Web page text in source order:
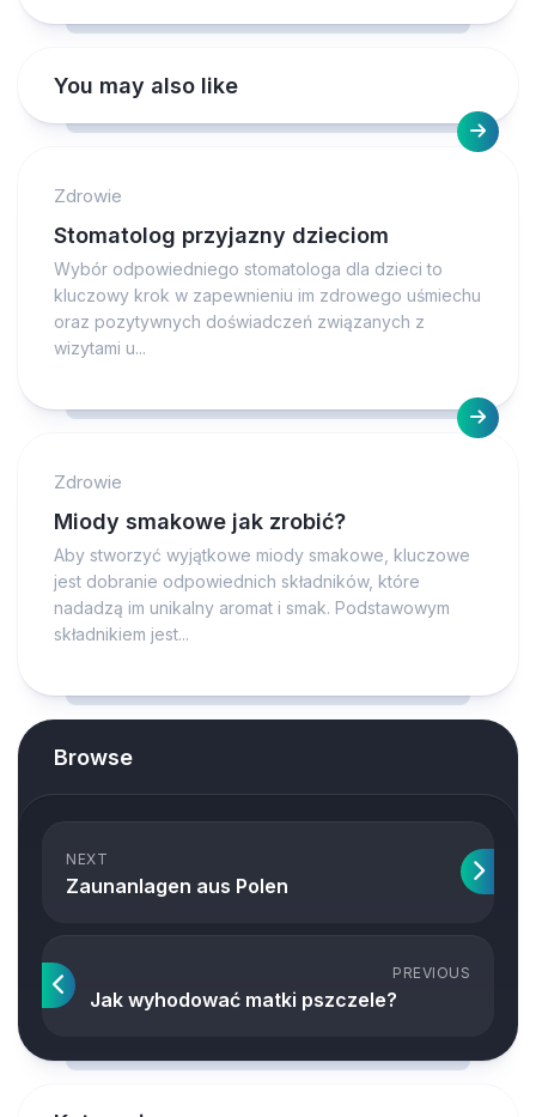
You may also like
Zdrowie
Stomatolog przyjazny dzieciom
Wybór odpowiedniego stomatologa dla dzieci to
kluczowy krok w zapewnieniu im zdrowego uśmiechu
oraz pozytywnych doświadczeń związanych z
wizytami u...
Zdrowie
Miody smakowe jak zrobić?
Aby stworzyć wyjątkowe miody smakowe, kluczowe
jest dobranie odpowiednich składników, które
nadadzą im unikalny aromat i smak. Podstawowym
składnikiem jest...
Browse
NEXT
Zaunanlagen aus Polen
PREVIOUS
Jak wyhodować matki pszczele?